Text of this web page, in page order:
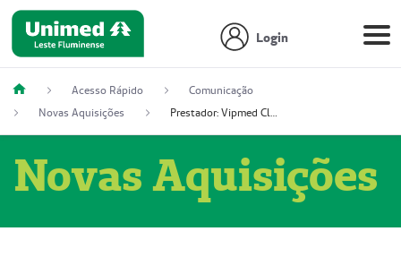
Login
Acesso Rápido
Comunicação
Novas Aquisições
Prestador: Vipmed Clínica Geral Ltda, 51004349-0 (Nome Fantasia: Policlínica Master)
Novas Aquisições